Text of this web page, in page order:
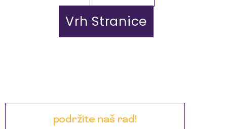
Vrh Stranice
podržite naš rad!